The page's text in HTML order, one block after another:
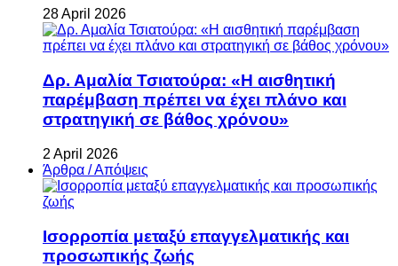
28 April 2026
Δρ. Αμαλία Τσιατούρα: «Η αισθητική
παρέμβαση πρέπει να έχει πλάνο και
στρατηγική σε βάθος χρόνου»
2 April 2026
Άρθρα / Απόψεις
Ισορροπία μεταξύ επαγγελματικής και
προσωπικής ζωής